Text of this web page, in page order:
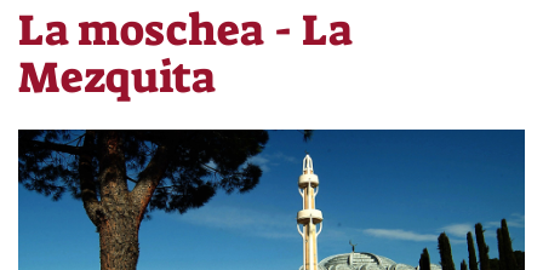
La moschea - La
Mezquita